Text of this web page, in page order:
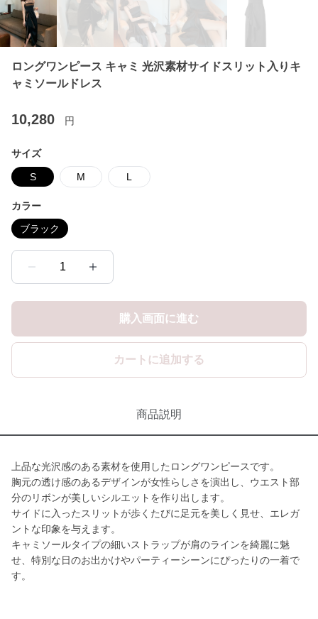
ロングワンピース キャミ 光沢素材サイドスリット入りキ
ャミソールドレス
10,280 円
サイズ
S M L
カラー
ブラック
1
購入画面に進む
カートに追加する
商品説明
上品な光沢感のある素材を使用したロングワンピースです。
胸元の透け感のあるデザインが女性らしさを演出し、ウエスト部
分のリボンが美しいシルエットを作り出します。
サイドに入ったスリットが歩くたびに足元を美しく見せ、エレガ
ントな印象を与えます。
キャミソールタイプの細いストラップが肩のラインを綺麗に魅
せ、特別な日のお出かけやパーティーシーンにぴったりの一着で
す。